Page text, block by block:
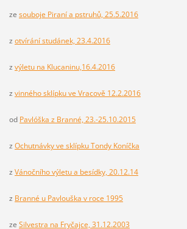
ze souboje Piraní a pstruhů, 25.5.2016
z otvírání studánek, 23.4.2016
z výletu na Klucaninu,16.4.2016
z vinného sklípku ve Vracově 12.2.2016
od Pavlóška z Branné, 23.-25.10.2015
z Ochutnávky ve sklípku Tondy Koníčka
z Vánočního výletu a besídky, 20.12.14
z Branné u Pavlouška v roce 1995
ze Silvestra na Fryčajce, 31.12.2003